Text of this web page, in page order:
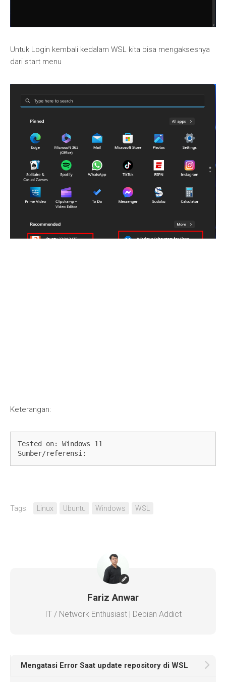
Untuk Login kembali kedalam WSL kita bisa mengaksesnya
dari start menu
Keterangan:
Tested on: Windows 11
Sumber/referensi:
Tags: Linux Ubuntu Windows WSL
Fariz Anwar
IT / Network Enthusiast | Debian Addict
Mengatasi Error Saat update repository di WSL